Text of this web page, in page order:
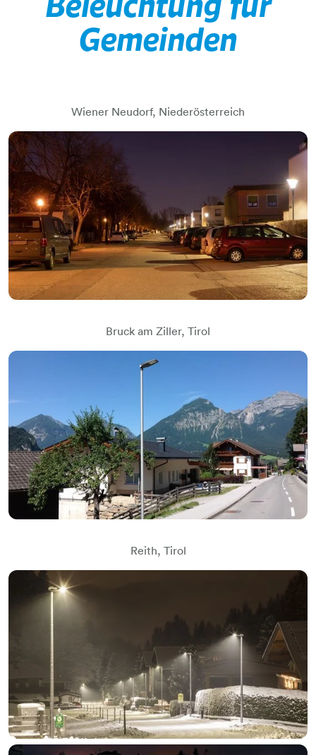
Beleuchtung für
Gemeinden
Wiener Neudorf, Niederösterreich
Bruck am Ziller, Tirol
Reith, Tirol